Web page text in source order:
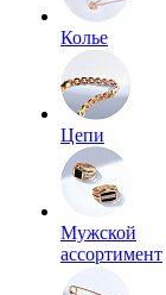
Колье
Цепи
Мужской
ассортимент